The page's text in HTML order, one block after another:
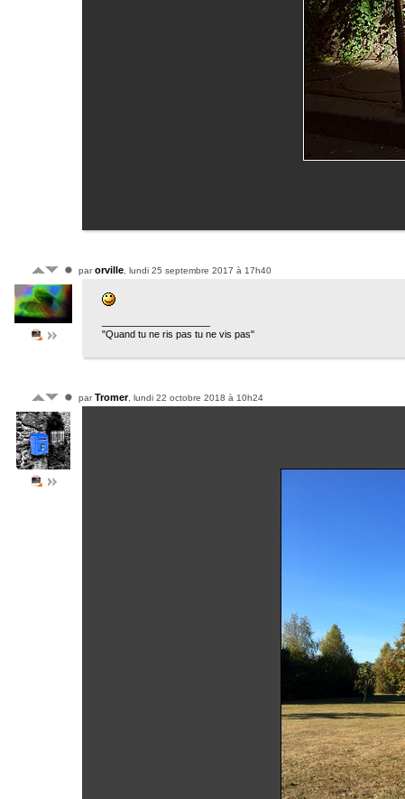
parorville , lundi 25 septembre 2017 à 17h40
"Quand tu ne ris pas tu ne vis pas"
parTromer, lundi 22 octobre 2018 à 10h24